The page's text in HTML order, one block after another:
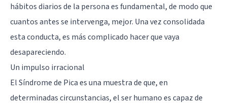
hábitos diarios de la persona es fundamental, de modo que
cuantos antes se intervenga, mejor. Una vez consolidada
esta conducta, es más complicado hacer que vaya
desapareciendo.
Un impulso irracional
El Síndrome de Pica es una muestra de que, en
determinadas circunstancias, el ser humano es capaz de